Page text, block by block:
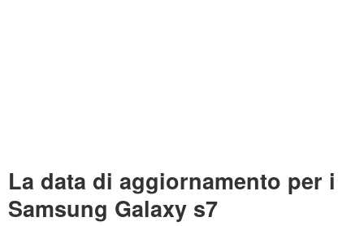
La data di aggiornamento per i
Samsung Galaxy s7